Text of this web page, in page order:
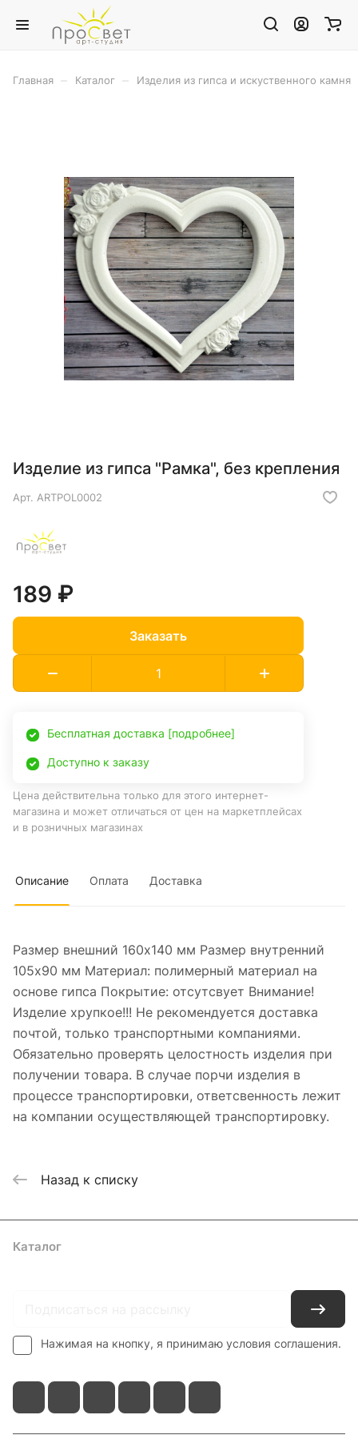
Главная Каталог Изделия из гипса и искуственного камня
Изделие из гипса "Рамка", без крепления
Арт. ARTPOL0002
189 ₽
Заказать
Бесплатная доставка [подробнее]
Доступно к заказу
Цена действительна только для этого интернет-
магазина и может отличаться от цен на маркетплейсах
и в розничных магазинах
Описание Оплата Доставка
Размер внешний 160х140 мм Размер внутренний
105х90 мм Материал: полимерный материал на
основе гипса Покрытие: отсутсвует Внимание!
Изделие хрупкое!!! Не рекомендуется доставка
почтой, только транспортными компаниями.
Обязательно проверять целостность изделия при
получении товара. В случае порчи изделия в
процессе транспортировки, ответсвенность лежит
на компании осуществляющей транспортировку.
Назад к списку
Каталог
Нажимая на кнопку, я принимаю условия соглашения.